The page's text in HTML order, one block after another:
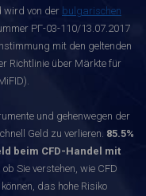
wird von der bulgarischen
РГ-03-110/13.07.2017
mit den geltenden
Richtlinie über Märkte für
und gehenwegen der
Geld zu verlieren. 85.5%
beim CFD-Handel mit
Sie verstehen, wie CFD
das hohe Risiko